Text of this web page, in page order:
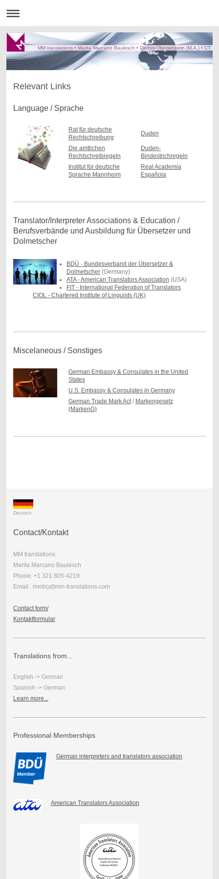
MM translations • Marita Marcano Baulesch • Diplom-Übersetzerin (M.A.) • CT
Relevant Links
Language / Sprache
Rat für deutsche
Rechtschreibung
Duden
Die amtlichen
Rechtschreibregeln
Duden-
Bindestrichregeln
Institut für deutsche
Sprache Mannheim
Real Academia
Española
Translator/Interpreter Associations & Education /
Berufsverbände und Ausbildung für Übersetzer und
Dolmetscher
BDÜ - Bundesverband der Übersetzer &
Dolmetscher(Germany)
ATA - American Translators Association (USA)
FIT - International Federation of Translators
CIOL - Chartered Institute of Linguists (UK)
Miscelaneous / Sonstiges
German Embassy & Consulates in the United
States
U.S. Embassy & Consulates in Germany
German Trade Mark Act/ Markengesetz
(MarkenG)
Deutsch
Contact/Kontakt
MM translations
Marita Marcano Baulesch
Phone: +1 321 805-4219
Email: mmb(at)mm-translations.com
Contact form/
Kontaktformular
Translations from...
English -> German
Spanish -> German
Learn more...
Professional Memberships
German interpreters and translators association
American Translators Association